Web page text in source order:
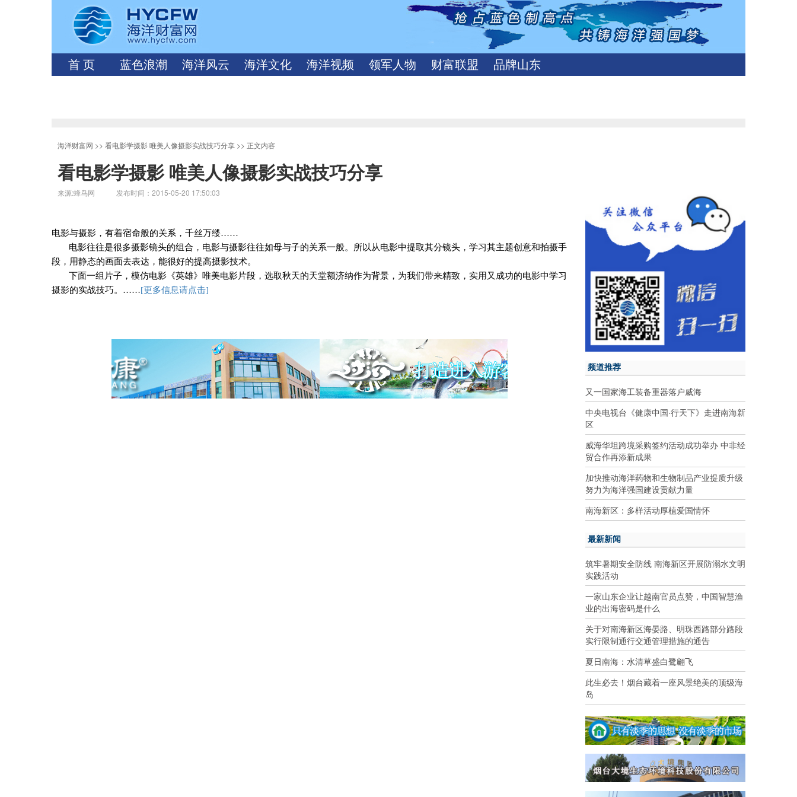
首 页 蓝色浪潮 海洋风云 海洋文化 海洋视频 领军人物 财富联盟 品牌山东
海洋财富网 >> 看电影学摄影 唯美人像摄影实战技巧分享 >> 正文内容
看电影学摄影 唯美人像摄影实战技巧分享
来源:蜂鸟网 发布时间：2015-05-20 17:50:03
电影与摄影，有着宿命般的关系，千丝万缕……
电影往往是很多摄影镜头的组合，电影与摄影往往如母与子的关系一般。所以从电影中提取其分镜头，学习其主题创意和拍摄手
段，用静态的画面去表达，能很好的提高摄影技术。
下面一组片子，模仿电影《英雄》唯美电影片段，选取秋天的天堂额济纳作为背景，为我们带来精致，实用又成功的电影中学习
摄影的实战技巧。 ……[更多信息请点击]
频道推荐
又一国家海工装备重器落户威海
中央电视台《健康中国·行天下》走进南海新
区
威海华坦跨境采购签约活动成功举办 中非经
贸合作再添新成果
加快推动海洋药物和生物制品产业提质升级
努力为海洋强国建设贡献力量
南海新区：多样活动厚植爱国情怀
最新新闻
筑牢暑期安全防线 南海新区开展防溺水文明
实践活动
一家山东企业让越南官员点赞，中国智慧渔
业的出海密码是什么
关于对南海新区海晏路、明珠西路部分路段
实行限制通行交通管理措施的通告
夏日南海：水清草盛白鹭翩飞
此生必去！烟台藏着一座风景绝美的顶级海
岛